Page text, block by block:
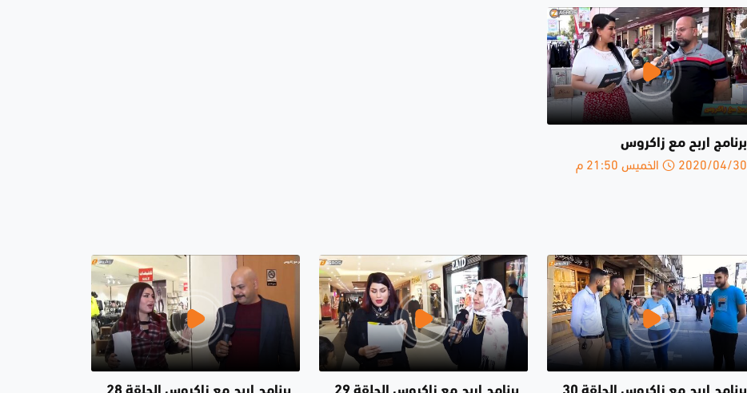
برنامج اربح مع زاكروس
2020/04/30 الخميس 21:50 م